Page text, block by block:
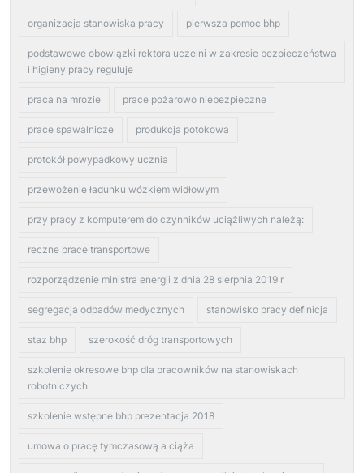
organizacja stanowiska pracy pierwsza pomoc bhp
podstawowe obowiązki rektora uczelni w zakresie bezpieczeństwa
i higieny pracy reguluje
praca na mrozie prace pożarowo niebezpieczne
prace spawalnicze produkcja potokowa
protokół powypadkowy ucznia
przewożenie ładunku wózkiem widłowym
przy pracy z komputerem do czynników uciążliwych należą:
reczne prace transportowe
rozporządzenie ministra energii z dnia 28 sierpnia 2019 r
segregacja odpadów medycznych stanowisko pracy definicja
staz bhp szerokość dróg transportowych
szkolenie okresowe bhp dla pracowników na stanowiskach
robotniczych
szkolenie wstępne bhp prezentacja 2018
umowa o pracę tymczasową a ciąża